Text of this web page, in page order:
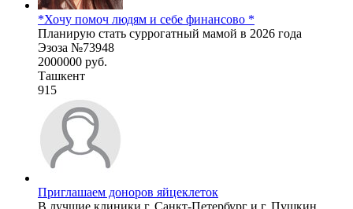
*Хочу помоч людям и себе финансово *
Планирую стать суррогатный мамой в 2026 года
Эзоза №73948
2000000 руб.
Ташкент
915
Приглашаем доноров яйцеклеток
В лучшие клиники г. Санкт-Петербург и г. Пушкин